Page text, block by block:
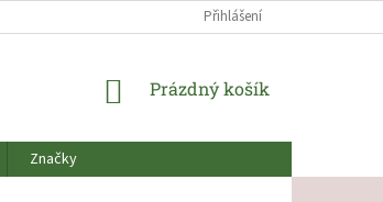
NÁŠ PŘÍBĚH O VZNIKU ČESKÉHO KOUTKU
Přihlášení
NÁKUPNÍ
Prázdný košík
Značky